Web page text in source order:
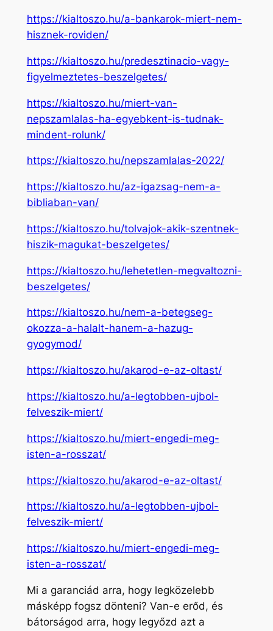
https://kialtoszo.hu/a-bankarok-miert-nem-
hisznek-roviden/
https://kialtoszo.hu/predesztinacio-vagy-
figyelmeztetes-beszelgetes/
https://kialtoszo.hu/miert-van-
nepszamlalas-ha-egyebkent-is-tudnak-
mindent-rolunk/
https://kialtoszo.hu/nepszamlalas-2022/
https://kialtoszo.hu/az-igazsag-nem-a-
bibliaban-van/
https://kialtoszo.hu/tolvajok-akik-szentnek-
hiszik-magukat-beszelgetes/
https://kialtoszo.hu/lehetetlen-megvaltozni-
beszelgetes/
https://kialtoszo.hu/nem-a-betegseg-
okozza-a-halalt-hanem-a-hazug-
gyogymod/
https://kialtoszo.hu/akarod-e-az-oltast/
https://kialtoszo.hu/a-legtobben-ujbol-
felveszik-miert/
https://kialtoszo.hu/miert-engedi-meg-
isten-a-rosszat/
https://kialtoszo.hu/akarod-e-az-oltast/
https://kialtoszo.hu/a-legtobben-ujbol-
felveszik-miert/
https://kialtoszo.hu/miert-engedi-meg-
isten-a-rosszat/
Mi a garanciád arra, hogy legközelebb
másképp fogsz dönteni? Van-e erőd, és
bátorságod arra, hogy legyőzd azt a